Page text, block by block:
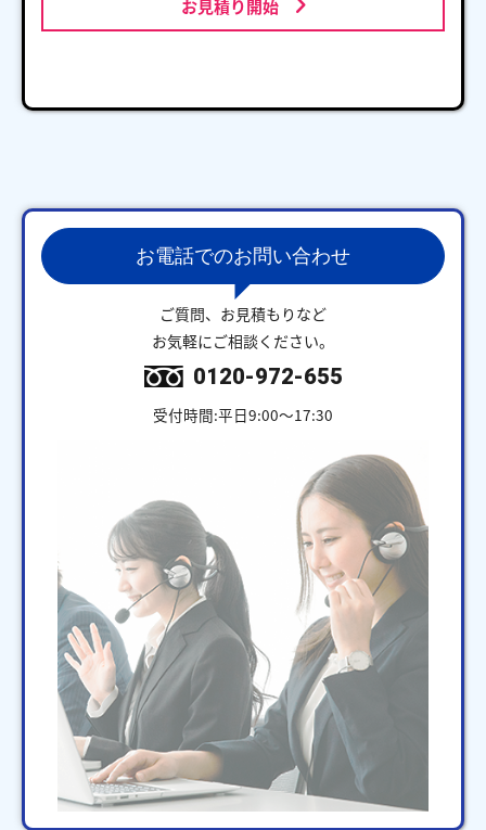
お見積り開始
お電話でのお問い合わせ
ご質問、お見積もりなど
お気軽にご相談ください。
0120-972-655
受付時間:平日9:00～17:30